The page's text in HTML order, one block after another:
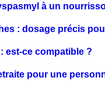
à un
: dosage précis
est-ce compatible ?
pour une